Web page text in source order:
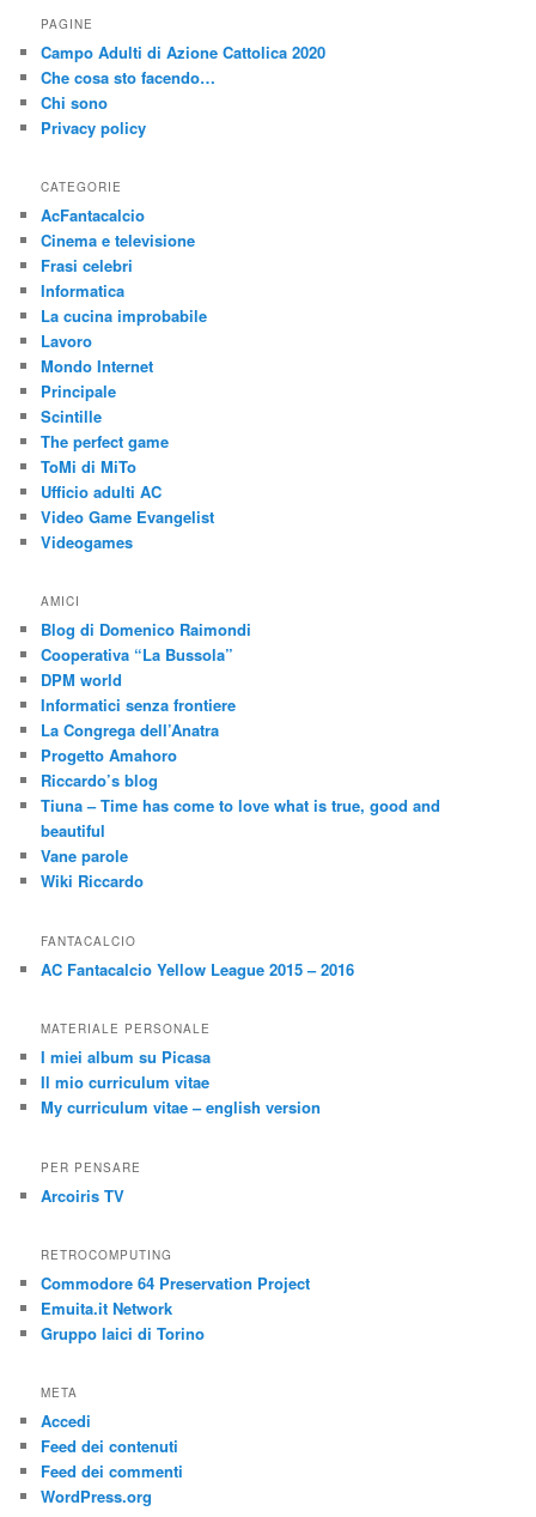
c
PAGINE
Campo Adulti di Azione Cattolica 2020
Che cosa sto facendo…
Chi sono
Privacy policy
CATEGORIE
AcFantacalcio
Cinema e televisione
Frasi celebri
Informatica
La cucina improbabile
Lavoro
Mondo Internet
Principale
Scintille
The perfect game
ToMi di MiTo
Ufficio adulti AC
Video Game Evangelist
Videogames
AMICI
Blog di Domenico Raimondi
Cooperativa “La Bussola”
DPM world
Informatici senza frontiere
La Congrega dell’Anatra
Progetto Amahoro
Riccardo’s blog
Tiuna – Time has come to love what is true, good and
beautiful
Vane parole
Wiki Riccardo
FANTACALCIO
AC Fantacalcio Yellow League 2015 – 2016
MATERIALE PERSONALE
I miei album su Picasa
Il mio curriculum vitae
My curriculum vitae – english version
PER PENSARE
Arcoiris TV
RETROCOMPUTING
Commodore 64 Preservation Project
Emuita.it Network
Gruppo laici di Torino
META
Accedi
Feed dei contenuti
Feed dei commenti
WordPress.org